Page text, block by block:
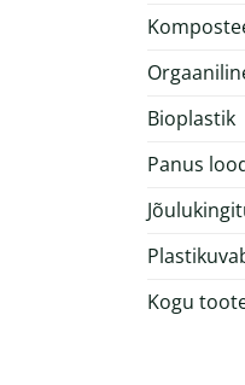
Bioplastik
Panus
Kogu